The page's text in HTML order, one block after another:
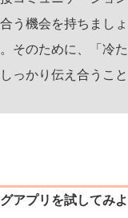
う機会を持ちまし
そのために、「冷
っかり伝え合うこ
アプリを試してみよ